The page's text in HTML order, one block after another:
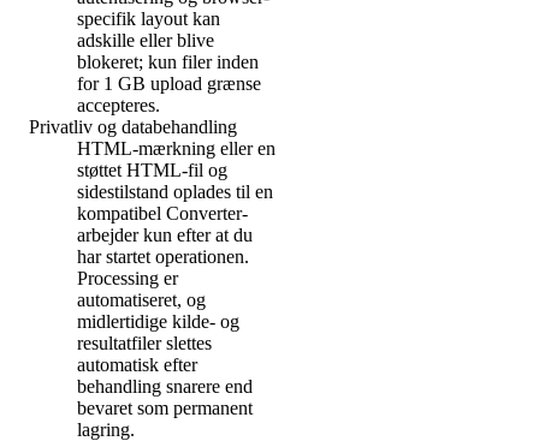
specifik layout kan
adskille eller blive
blokeret; kun filer inden
for 1 GB upload grænse
accepteres.
Privatliv og databehandling
HTML-mærkning eller en
støttet HTML-fil og
sidestilstand oplades til en
kompatibel Converter-
arbejder kun efter at du
har startet operationen.
Processing er
automatiseret, og
midlertidige kilde- og
resultatfiler slettes
automatisk efter
behandling snarere end
bevaret som permanent
lagring.